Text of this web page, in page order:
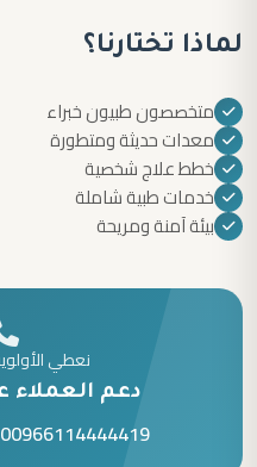
لماذا تختارنا؟
متخصصون طبيون خبراء
معدات حديثة ومتطورة
خطط علاج شخصية
خدمات طبية شاملة
بيئة آمنة ومريحة
نعطي
دعم العملاء
00966114444419